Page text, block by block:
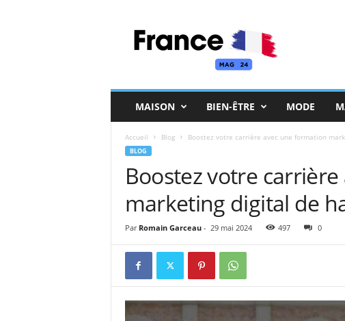
MAISON BIEN-ÊTRE MODE
Accueil Blog Boostez votre carrière avec une formation
BLOG
Boostez votre
marketing digital de
Par Romain Garceau- 29 mai 2024 497 0